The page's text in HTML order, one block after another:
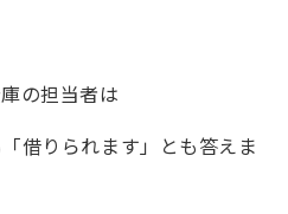
の担当者は
借りられます」とも答えま